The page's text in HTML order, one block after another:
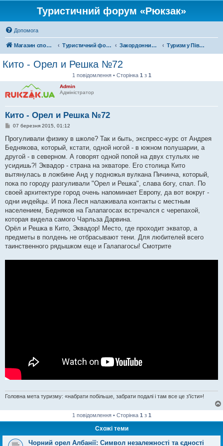
Туристичний форум «Рюкзак»
Допомога
Магазин спорядження Туристичний форум «Рюкзак» Закордонний туризм Туризм у Південній Америці
Кито - Орел и Решка №72
1 повідомлення • Сторінка 1 з 1
Admin
Адміністратор
Кито - Орел и Решка №72
П
в
д
о
м
л
е
н
я
07 березня 2015, 01:12
Прогуливали физику в школе? Так и быть, экспресс-курс от Андрея
Беднякова, который, кстати, одной ногой - в южном полушарии, а
другой - в северном. А говорят одной попой на двух стульях не
усидишь?! Эквадор - страна на экваторе. Его столица Кито
вытянулась в ложбине Анд у подножья вулкана Пичинча, который,
пока по городу разгуливали "Орел и Решка", слава богу, спал. По
своей архитектуре город очень напоминает Европу, да вот вокруг -
одни индейцы. И пока Леся налаживала контакты с местным
населением, Бедняков на Галапагосах встречался с черепахой,
которая видела самого Чарльза Дарвина.
Орёл и Решка в Кито, Эквадор! Место, где проходит экватор, а
предметы в полдень не отбрасывают тени. Для любителей всего
таинственного рядышком еще и Галапагосы! Смотрите
Головна мета туризму: «набрати побільше, забрати подалі і там все це з'їсти»!
1 повідомлення • Сторінка 1 з 1
Схожі теми
Чорний орел Албанії: Символ незалежності та єдності